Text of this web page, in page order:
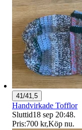
41/41,5
Handvirkade Tofflor
Sluttid18 sep 20:48.
Pris:700 kr,Köp nu.